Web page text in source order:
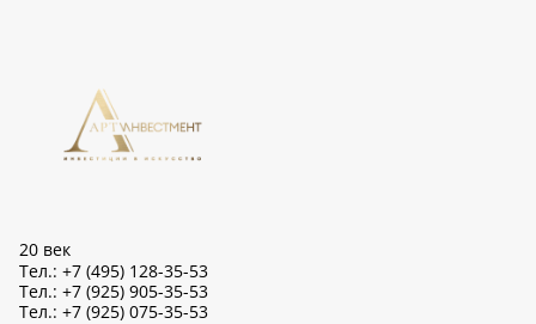
20 век
Тел.: +7 (495) 128-35-53
Тел.: +7 (925) 905-35-53
Тел.: +7 (925) 075-35-53